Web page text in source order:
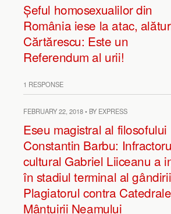
Șeful homosexualilor din
România iese la atac,
Cărtărescu: Este un
Referendum al urii!
1 RESPONSE
FEBRUARY 22, 2018 • BY EXPRESS
Eseu magistral al filosofului
Constantin Barbu:
cultural Gabriel Liiceanu a
în stadiul terminal al
Plagiatorul contra
Mântuirii Neamului